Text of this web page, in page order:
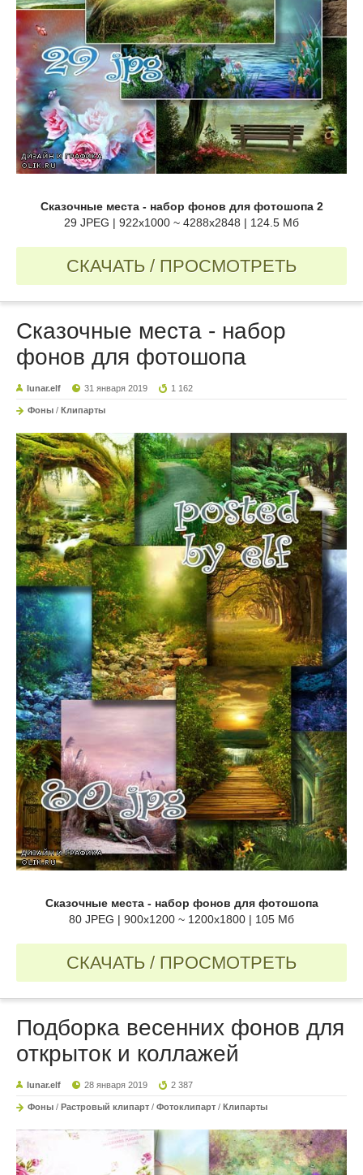
Сказочные места - набор фонов для фотошопа 2
29 JPEG | 922x1000 ~ 4288x2848 | 124.5 Мб
СКАЧАТЬ / ПРОСМОТРЕТЬ
Сказочные места - набор
фонов для фотошопа
lunar.elf 31 января 2019 1 162
Фоны / Клипарты
Сказочные места - набор фонов для фотошопа
80 JPEG | 900x1200 ~ 1200x1800 | 105 Мб
СКАЧАТЬ / ПРОСМОТРЕТЬ
Подборка весенних фонов для
открыток и коллажей
lunar.elf 28 января 2019 2 387
Фоны / Растровый клипарт / Фотоклипарт / Клипарты